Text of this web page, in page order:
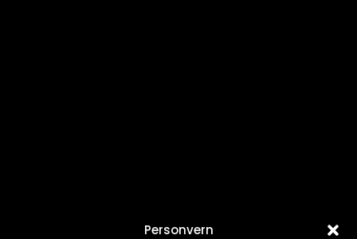
Personvern
Ferkingstad Skole - Kampanjefilm